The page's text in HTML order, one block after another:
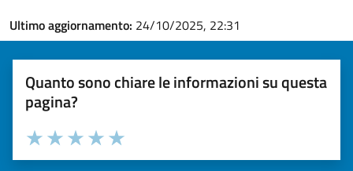
Ultimo aggiornamento: 24/10/2025, 22:31
Quanto sono chiare le informazioni su questa
pagina?
Valuta la chiarezza delle informazioni (da 1 a 5 stelle)
Seleziona il numero di stelle per valutare la chiarezza delle
Valuta 5 stelle su 5
Valuta 4 stelle su 5
Valuta 3 stelle su 5
Valuta 2 stelle su 5
Valuta 1 stelle su 5